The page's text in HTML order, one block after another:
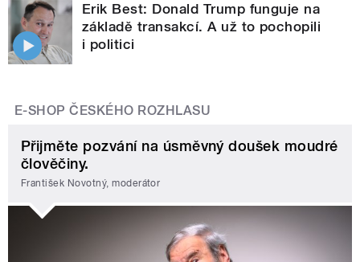
Erik Best: Donald Trump funguje na
základě transakcí. A už to pochopili
i politici
E-SHOP ČESKÉHO ROZHLASU
Přijměte pozvání na úsměvný doušek moudré
člověčiny.
František Novotný, moderátor